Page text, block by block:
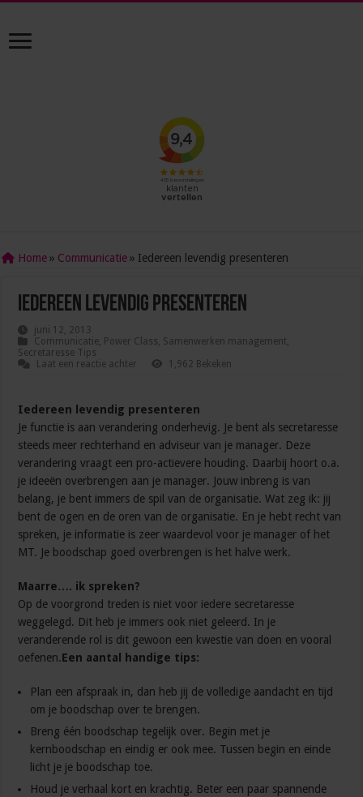
Home » Communicatie » Iedereen levendig presenteren
Iedereen levendig presenteren
juni 12, 2013
Communicatie, Power Class, Samenwerken management,
Secretaresse Tips
Laat een reactie achter
1,962 Bekeken
Iedereen levendig presenteren
Je functie is aan verandering onderhevig. Je bent als secretaresse
steeds meer rechterhand en adviseur van je manager. Deze
verandering vraagt een pro-actievere houding. Daarbij hoort o.a.
je ideeën overbrengen aan je manager. Jouw inbreng is van
belang, je bent immers de spil van de organisatie. Wat zeg ik: jij
bent de ogen en de oren van de organisatie. En je hebt recht van
spreken, je informatie is zeer waardevol voor je manager of het
MT. Je boodschap goed overbrengen is het halve werk.
Maarre…. ik spreken?
Op de voorgrond treden is niet voor iedere secretaresse
weggelegd. Dit heb je immers ook niet geleerd. In je
veranderende rol is dit gewoon een kwestie van doen en vooral
oefenen.Een aantal handige tips:
Plan een afspraak in, dan heb jij de volledige aandacht en tijd
om je boodschap over te brengen.
Breng één boodschap tegelijk over. Begin met je
kernboodschap en eindig er ook mee. Tussen begin en einde
licht je je boodschap toe.
Houd je verhaal kort en krachtig. Beter een paar spannende